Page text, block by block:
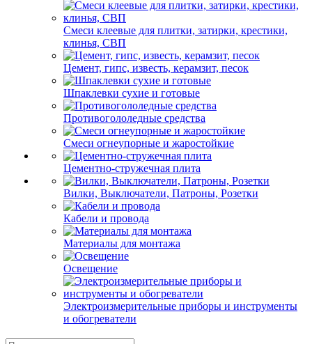
Смеси клеевые для плитки, затирки, крестики,
клинья, СВП
Цемент, гипс, известь, керамзит, песок
Шпаклевки сухие и готовые
Противогололедные средства
Смеси огнеупорные и жаростойкие
Цементно-стружечная плита
Вилки, Выключатели, Патроны, Розетки
Кабели и провода
Материалы для монтажа
Освещение
Электроизмерительные приборы и инструменты
и обогреватели